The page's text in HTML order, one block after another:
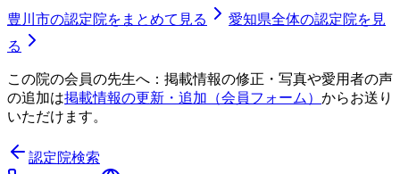
豊川市の認定院をまとめて見る 愛知県全体の認定院を見
る
この院の会員の先生へ：掲載情報の修正・写真や愛用者の声
の追加は掲載情報の更新・追加（会員フォーム） からお送り
いただけます。
認定院検索